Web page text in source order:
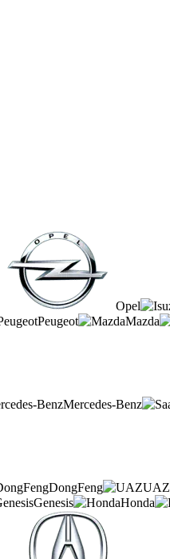
Opel
Peugeot Mazda
Mercedes-Benz
DongFeng UAZ
Genesis Honda